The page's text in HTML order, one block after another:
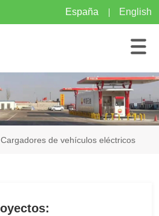
España English
Cargadores de vehículos eléctricos